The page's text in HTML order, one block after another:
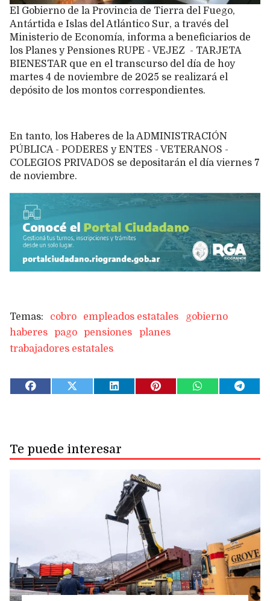
El Gobierno de la Provincia de Tierra del Fuego,
Antártida e Islas del Atlántico Sur, a través del
Ministerio de Economía, informa a beneficiarios de
los Planes y Pensiones RUPE - VEJEZ - TARJETA
BIENESTAR que en el transcurso del día de hoy
martes 4 de noviembre de 2025 se realizará el
depósito de los montos correspondientes.
En tanto, los Haberes de la ADMINISTRACIÓN
PÚBLICA - PODERES y ENTES - VETERANOS -
COLEGIOS PRIVADOS se depositarán el día viernes 7
de noviembre.
cobro empleados estatales
gobierno
haberes
pago pensiones
planes
trabajadores estatales
Te puede interesar